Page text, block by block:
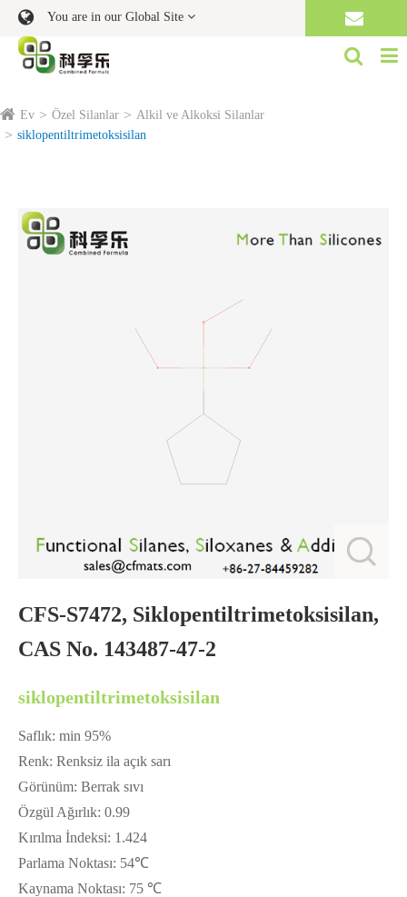
You are in our Global Site
Ev Özel Silanlar
Alkil ve Alkoksi Silanlar
siklopentiltrimetoksisilan
CFS-S7472, Siklopentiltrimetoksisilan,
CAS No. 143487-47-2
siklopentiltrimetoksisilan
Saflık: min 95%
Renk: Renksiz ila açık sarı
Görünüm: Berrak sıvı
Özgül Ağırlık: 0.99
Kırılma İndeksi: 1.424
Parlama Noktası: 54℃
Kaynama Noktası: 75 ℃